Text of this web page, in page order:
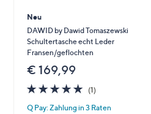
Neu
DAWID by Dawid Tomaszewski
Schultertasche echt Leder
Fransen/geflochten
€ 169,99
5.0
von
5
(1)1
Q Pay: Zahlung in 3 Raten